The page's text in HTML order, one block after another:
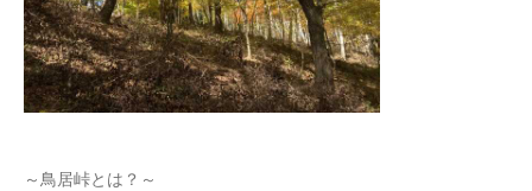
～鳥居峠とは？～